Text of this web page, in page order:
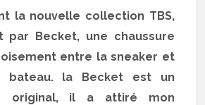
la nouvelle collection TBS,
par Becket, une chaussure
entre la sneaker et
bateau. la Becket est un
original, il a attiré mon